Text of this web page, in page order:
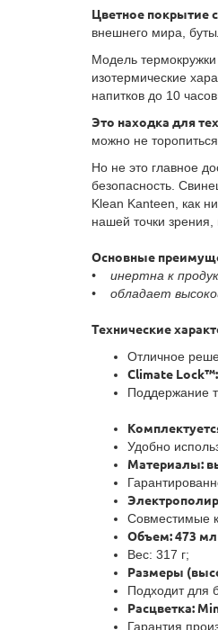
Цветное покрытие
внешнего мира,
Модель
изотермические
напитков до 10
Это находка для
можно не
Но не это главное
безопасность.
Klean Kanteen, как
нашей точки
Основные
• инертна к
• обладает
Технические
Отличное
Climate
Поддержание
Удобно
Материалы:
Совместимые
Объем: 473 мл
Вес: 317 г;
Размеры
Подходит для
Расцветка:
Гарантия